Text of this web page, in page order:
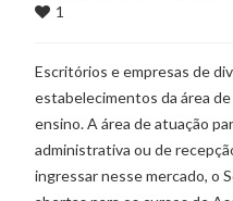
1
Escritórios e empresas de
estabelecimentos da área
ensino. A área de atuação
administrativa ou de
ingressar nesse mercado, o